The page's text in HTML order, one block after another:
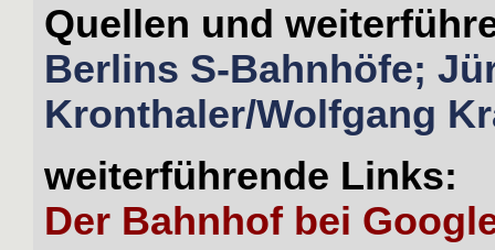
Quellen und
Berlins S-Bahnhöfe;
Kronthaler/Wolfgang
weiterführende Links:
Der Bahnhof bei